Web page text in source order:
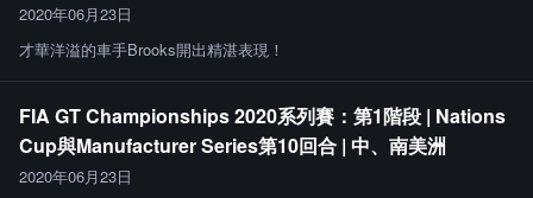
2020年06月23日
才華洋溢的車手Brooks開出精湛表現！
FIA GT Championships 2020系列賽：第1階段 | Nations
Cup與Manufacturer Series第10回合 | 中、南美洲
2020年06月23日